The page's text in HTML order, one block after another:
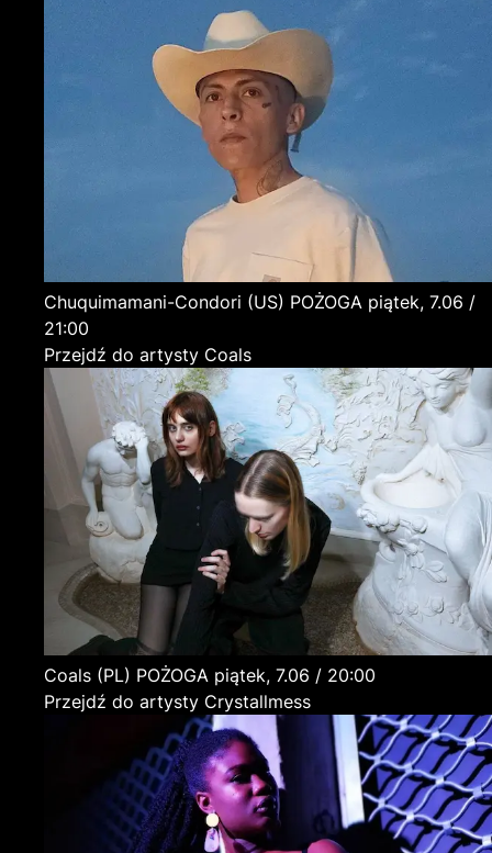
Chuquimamani-Condori (US) POŻOGA piątek, 7.06 /
21:00
Przejdź do artysty Coals
Coals (PL) POŻOGA
piątek, 7.06 / 20:00
Przejdź do artysty Crystallmess